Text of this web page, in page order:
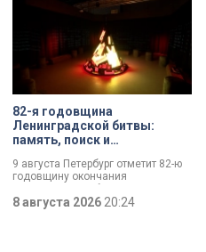
82-я годовщина
Ленинградской битвы:
память, поиск и
9 августа Петербург отметит 82-ю
годовщину окончания
Ленинградской битвы. Это День
воинской славы, который был
официально установлен в апреле
8 августа 2026 20:24